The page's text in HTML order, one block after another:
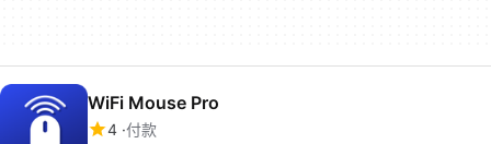
WiFi Mouse Pro
4 付款